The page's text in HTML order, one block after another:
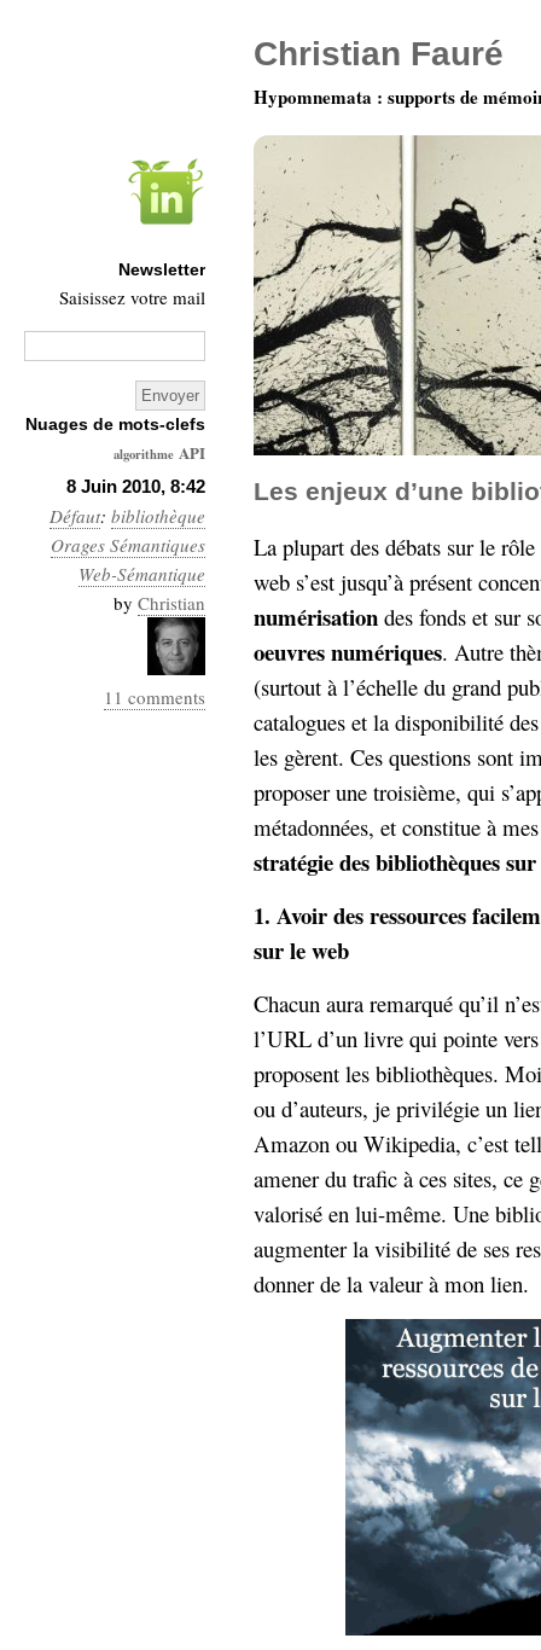
8 Juin 2010, 8:42
Défaut: bibliothèque
Orages Sémantiques
Web-Sémantique
by Christian
11 comments
Les enjeux d’une
La plupart des débats sur le
web s’est jusqu’à présent
numérisation des fonds et sur
oeuvresnumériques. Autre
(surtout à l’échelle du grand
catalogues et la disponibilité
les gèrent. Ces questions sont
proposer une troisième, qui
métadonnées, et constitue à
stratégie des bibliothèques
1. Avoir des ressources
sur le web
Chacun aura remarqué qu’il
l’URL d’un livre qui pointe
proposent les bibliothèques.
ou d’auteurs, je privilégie un
Amazon ou Wikipedia, c’est
amener du trafic à ces sites, ce
valorisé en lui-même. Une
augmenter la visibilité de ses
donner de la valeur à mon lien.
Christian Fauré
Hypomnemata : supports de
Newsletter
Saisissez votre mail
Nuages de mots-clefs
algorithme API
Architecture
Ars-
Industrialis
business_model
cinéma
Cloud